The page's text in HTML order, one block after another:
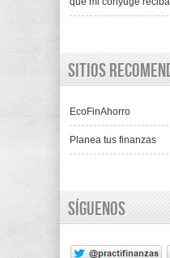
Sitios
EcoFinAhorro
Planea tus finanzas
Síguenos